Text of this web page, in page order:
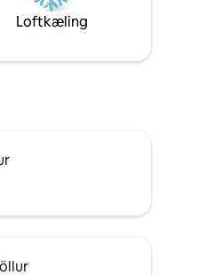
Loftkæling